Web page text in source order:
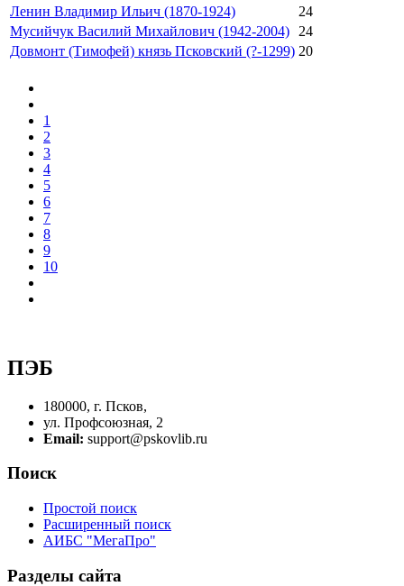
Ленин Владимир Ильич (1870-1924)
24
Мусийчук Василий Михайлович (1942-2004)
24
Довмонт (Тимофей) князь Псковский (?-1299) 20
1
2
3
4
5
6
7
8
9
10
ПЭБ
180000, г. Псков,
ул. Профсоюзная, 2
Email: support@pskovlib.ru
Поиск
Простой поиск
Расширенный поиск
АИБС "МегаПро"
Разделы сайта